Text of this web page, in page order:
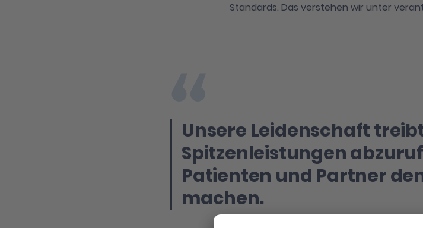
Standards. Das verstehen wir unter
Unsere Leidenschaft
Spitzenleistungen
Patienten und Partner
machen.